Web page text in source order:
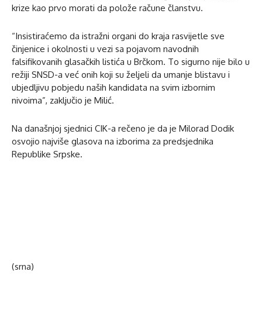
krize kao prvo morati da polože račune članstvu.
“Insistiraćemo da istražni organi do kraja rasvijetle sve
činjenice i okolnosti u vezi sa pojavom navodnih
falsifikovanih glasačkih listića u Brčkom. To sigurno nije bilo u
režiji SNSD-a već onih koji su željeli da umanje blistavu i
ubjedljivu pobjedu naših kandidata na svim izbornim
nivoima”, zaključio je Milić.
Na današnjoj sjednici CIK-a rečeno je da je Milorad Dodik
osvojio najviše glasova na izborima za predsjednika
Republike Srpske.
(srna)